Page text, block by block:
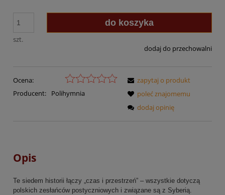
szt.
do koszyka
dodaj do przechowalni
Ocena:
Producent:
Polihymnia
zapytaj o produkt
poleć znajomemu
dodaj opinię
Opis
Te siedem historii łączy „czas i przestrzeń” – wszystkie dotyczą
polskich zesłańców postyczniowych i związane są z Syberią.